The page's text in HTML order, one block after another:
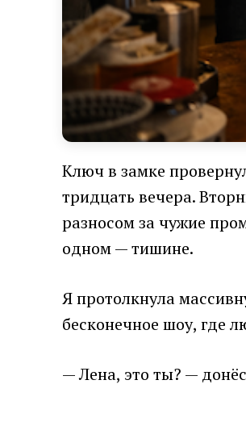
Ключ в замке
тридцать вечера.
разносом за чужие
одном — тишине.
Я протолкнула
бесконечное шоу, где
— Лена, это ты? —